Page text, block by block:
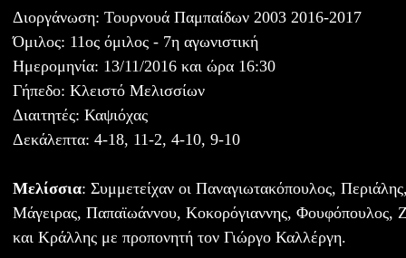
Διοργάνωση: Τουρνουά Παμπαίδων 2003 2016-2017
Όμιλος: 11ος όμιλος - 7η αγωνιστική
Ημερομηνία: 13/11/2016 και ώρα 16:30
Γήπεδο: Κλειστό Μελισσίων
Διαιτητές: Καψιόχας
Δεκάλεπτα: 4-18, 11-2, 4-10, 9-10
Μελίσσια: Συμμετείχαν οι Παναγιωτακόπουλος,
Μάγειρας, Παπαϊωάννου, Κοκορόγιαννης, Φουφόπουλος,
και Κράλλης με προπονητή τον Γιώργο Καλλέργη.